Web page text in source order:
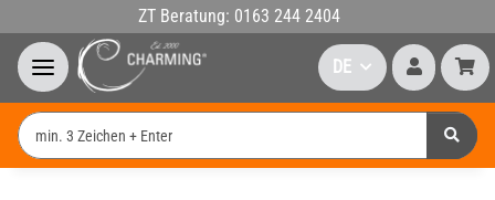
ZT Beratung: 0163 244 2404
DE